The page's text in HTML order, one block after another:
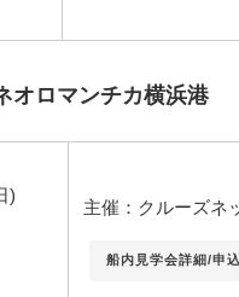
オロマンチカ横浜港
)
主催：クルーズネ
船内見学会詳細/申込